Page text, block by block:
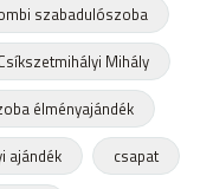
szabadulószoba
Mihály
élményajándék
ajándék
csapat